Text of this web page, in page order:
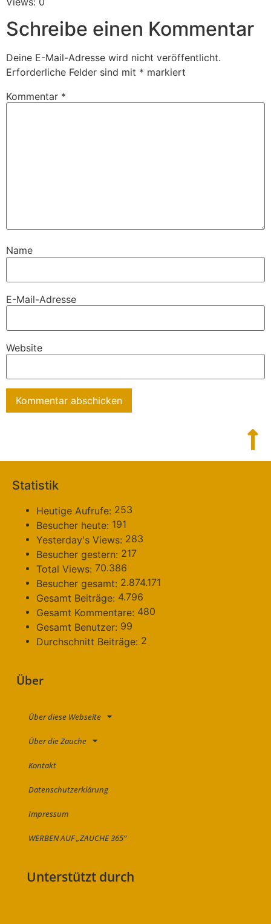
Schreibe einen Kommentar
Deine E-Mail-Adresse wird nicht veröffentlicht.
Erforderliche Felder sind mit * markiert
Kommentar *
Name
E-Mail-Adresse
Website
Statistik
Heutige Aufrufe: 253
Besucher heute: 191
Yesterday's Views: 283
Besucher gestern: 217
Total Views: 70.386
Besucher gesamt: 2.874.171
Gesamt Beiträge: 4.796
Gesamt Kommentare: 480
Gesamt Benutzer: 99
Durchschnitt Beiträge: 2
Über
Über diese Webseite
Über die Zauche
Kontakt
Datenschutzerklärung
Impressum
WERBEN AUF „ZAUCHE 365“
Unterstützt durch